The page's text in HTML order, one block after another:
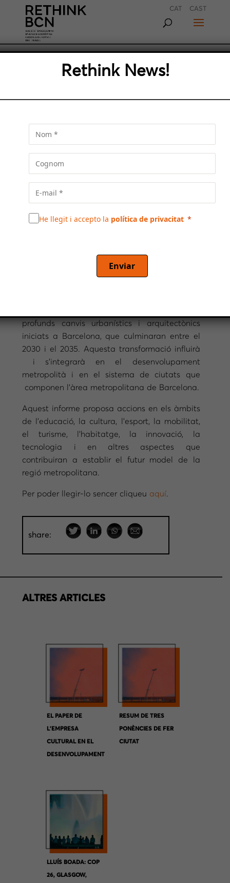
CAT CAST
‘REPENSAR LA METRÒPOLI’:
els canvis urbanístics i arquitectònics que
culminaran entre el 2030 i el 2035, i
El quart informe elaborat per Rethink BCN
profunds canvis urbanístics i arquitectònics
iniciats a Barcelona, que culminaran entre el
2030 i el 2035. Aquesta transformació influirà
i s’integrarà en el desenvolupament
metropolità i en el sistema de ciutats que
componen l’àrea metropolitana de Barcelona.
Aquest informe proposa accions en els àmbits
de l’educació, la cultura, l’esport, la mobilitat,
el turisme, l’habitatge, la innovació, la
tecnologia i en altres aspectes que
contribuiran a establir el futur model de la
regió metropolitana.
Per poder llegir-lo sencer cliqueu aquí
share:
ALTRES ARTICLES
EL PAPER DE
L’EMPRESA
CULTURAL EN EL
DESENVOLUPAMENT
RESUM DE TRES
PONÈNCIES DE FER
CIUTAT
LLUÍS BOADA: COP
26, GLASGOW,
Rethink News!
He llegit i accepto la política de privacitat
Enviar